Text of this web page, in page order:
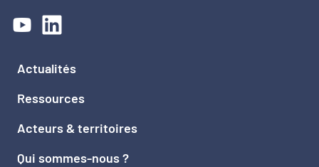
Actualités
Ressources
Acteurs & territoires
Qui sommes-nous ?